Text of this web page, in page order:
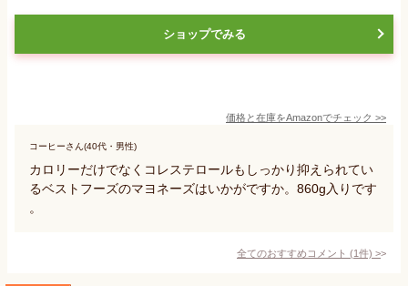
ショップでみる
価格と在庫をAmazonでチェック >>
コーヒーさん(40代・男性)
カロリーだけでなくコレステロールもしっかり抑えられてい
るベストフーズのマヨネーズはいかがですか。860g入りです
。
全てのおすすめコメント (1件) >